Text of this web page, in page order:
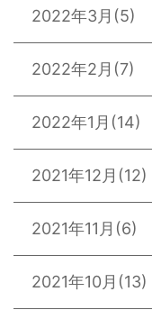
2022年3月 (5)
2022年2月 (7)
2022年1月 (14)
2021年12月 (12)
2021年11月 (6)
2021年10月 (13)